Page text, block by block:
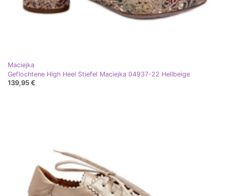
Maciejka
Geflochtene High Heel Stiefel Maciejka 04937-22 Hellbeige
139,95 €